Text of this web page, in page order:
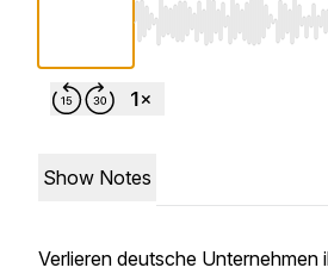
Use Left/Right to
Show Notes
Verlieren deutsche Unternehmen